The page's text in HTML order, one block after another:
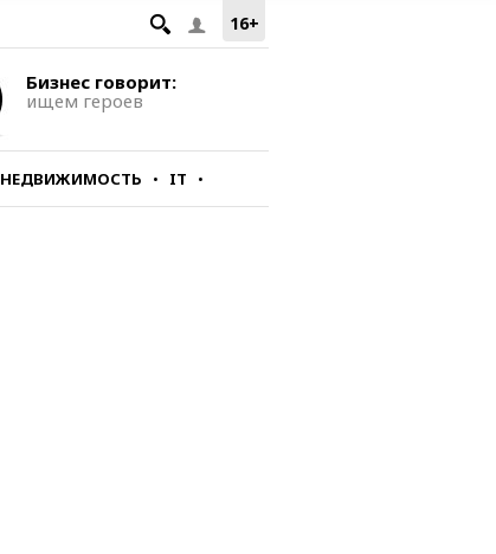
16+
Бизнес говорит:
ищем героев
НЕДВИЖИМОСТЬ IT